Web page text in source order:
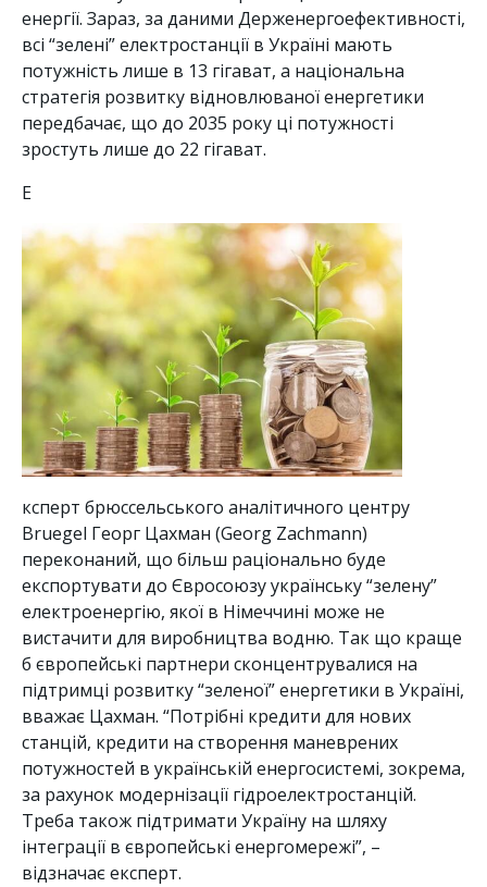
енергії. Зараз, за ​​даними Держенергоефективності,
всі “зелені” електростанції в Україні мають
потужність лише в 13 гігават, а національна
стратегія розвитку відновлюваної енергетики
передбачає, що до 2035 року ці потужності
зростуть лише до 22 гігават.
Е
ксперт брюссельського аналітичного центру
Bruegel Георг Цахман (Georg Zachmann)
переконаний, що більш раціонально буде
експортувати до Євросоюзу українську “зелену”
електроенергію, якої в Німеччині може не
вистачити для виробництва водню. Так що краще
б європейські партнери сконцентрувалися на
підтримці розвитку “зеленої” енергетики в Україні,
вважає Цахман. “Потрібні кредити для нових
станцій, кредити на створення маневрених
потужностей в українській енергосистемі, зокрема,
за рахунок модернізації гідроелектростанцій.
Треба також підтримати Україну на шляху
інтеграції в європейські енергомережі”, –
відзначає експерт.